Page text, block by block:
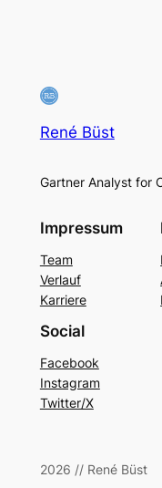
René Büst
Gartner Analyst for
Impressum
Team
Verlauf
Karriere
Social
Facebook
Instagram
Twitter/X
2026 // René Büst